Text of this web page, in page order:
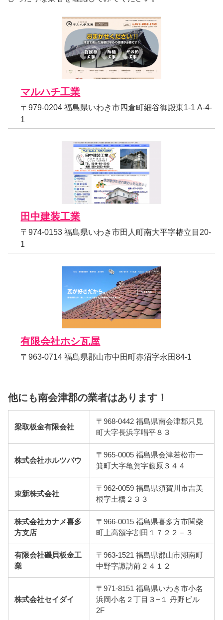
マルハチ工業
〒979-0204 福島県いわき市四倉町細谷御殿東1-1 A-4-
1
田中建装工業
〒974-0153 福島県いわき市田人町南大平字椿立目20-
1
有限会社ホシ瓦屋
〒963-0714 福島県郡山市中田町赤沼字永田84-1
他にも南会津郡の業者はあります！
梁取板金有限会社
〒968-0442 福島県南会津郡只見
町大字長浜字唱平８３
株式会社ホルツバウ
〒965-0005 福島県会津若松市一
箕町大字亀賀字藤原３４４
東新株式会社
〒962-0059 福島県須賀川市吉美
根字土橋２３３
株式会社カナメ喜多
方支店
〒966-0015 福島県喜多方市関柴
町上高額字割田１７２２－３
有限会社磯貝板金工
業
〒963-1521 福島県郡山市湖南町
中野字諏訪前２４１２
株式会社セイダイ
〒971-8151 福島県いわき市小名
浜岡小名２丁目３−１ 丹野ビル
2F